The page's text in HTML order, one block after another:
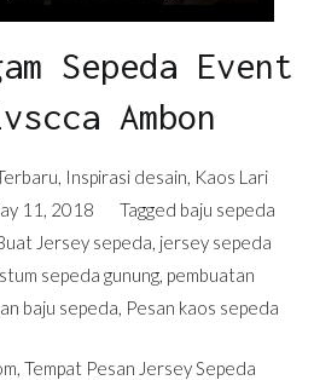
Sepeda Event
Ambon
, Inspirasi desain, Kaos Lari
11, 2018 Tagged baju sepeda
Jersey sepeda, jersey sepeda
sepeda gunung, pembuatan
baju sepeda, Pesan kaos sepeda
Pesan Jersey Sepeda